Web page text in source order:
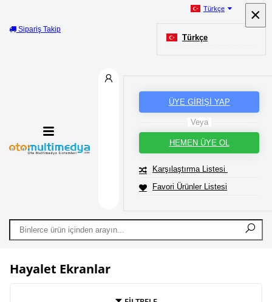
Kurumsal
Türkçe
Türkçe
ÜYE GİRİŞİ YAP
Veya
HEMEN ÜYE OL
Karşılaştırma Listesi
Favori Ürünler Listesi
Hayalet Ekranlar
×
×